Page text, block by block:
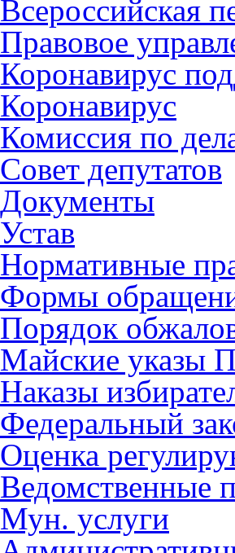
Всероссийская
Правовое
Коронавирус
Коронавирус
Комиссия по
Совет депутатов
Документы
Устав
Нормативные
Формы
Порядок
Майские указы
Наказы
Федеральный
Оценка
Ведомственные
Мун. услуги